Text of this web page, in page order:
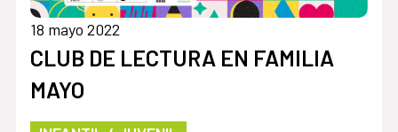
18 mayo 2022
CLUB DE LECTURA EN FAMILIA
MAYO